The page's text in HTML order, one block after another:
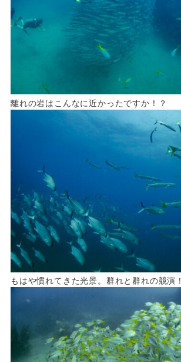
離れの岩はこんなに近かったですか！？
もはや慣れてきた光景。群れと群れの競演！